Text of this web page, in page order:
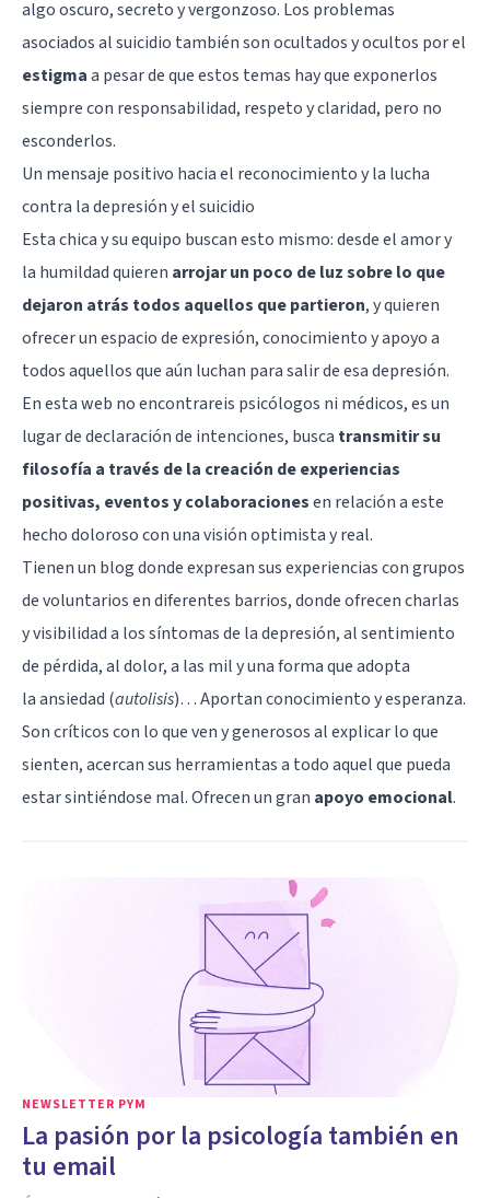
algo oscuro, secreto y vergonzoso. Los problemas
asociados al suicidio también son ocultados y ocultos por el
estigmaa pesar de que estos temas hay que exponerlos
siempre con responsabilidad, respeto y claridad, pero no
esconderlos.
Un mensaje positivo hacia el reconocimiento y la lucha
contra la depresión y el suicidio
Esta chica y su equipo buscan esto mismo: desde el amor y
la humildad quieren arrojar un poco de luz sobre lo que
dejaron atrás todos aquellos que partieron, y quieren
ofrecer un espacio de expresión, conocimiento y apoyo a
todos aquellos que aún luchan para salir de esa depresión.
En esta web no encontrareis psicólogos ni médicos, es un
lugar de declaración de intenciones, busca transmitir su
filosofía a través de la creación de experiencias
positivas, eventos y colaboracionesen relación a este
hecho doloroso con una visión optimista y real.
Tienen un blog donde expresan sus experiencias con grupos
de voluntarios en diferentes barrios, donde ofrecen charlas
y visibilidad a los síntomas de la depresión, alsentimiento
de pérdida, al dolor, a las mil y una forma que adopta
laansiedad (autolisis)… Aportan conocimiento y esperanza.
Son críticos con lo que ven y generosos al explicar lo que
sienten, acercan sus herramientas a todo aquel que pueda
estar sintiéndose mal. Ofrecen un gran apoyo emocional.
NEWSLETTER PYM
La pasión por la psicología también en
tu email